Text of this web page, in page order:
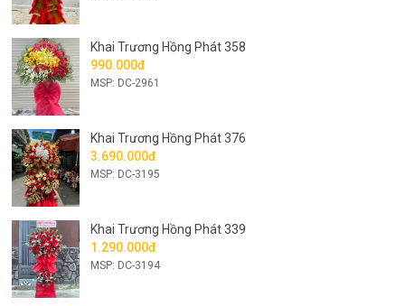
Khai Trương Hồng Phát 358
990.000đ
MSP: DC-2961
Khai Trương Hồng Phát 376
3.690.000đ
MSP: DC-3195
Khai Trương Hồng Phát 339
1.290.000đ
MSP: DC-3194